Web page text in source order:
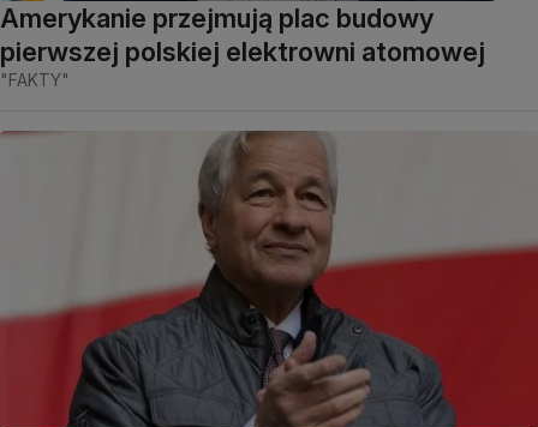
Amerykanie przejmują plac budowy
pierwszej polskiej elektrowni atomowej
"FAKTY"